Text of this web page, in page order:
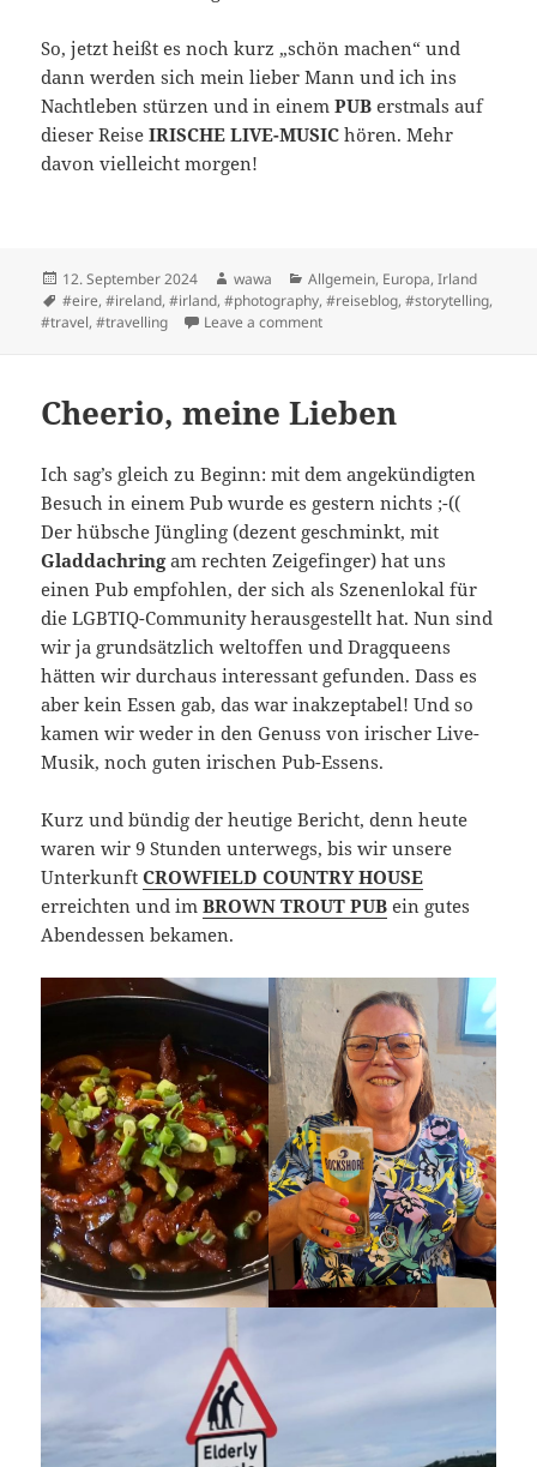
So, jetzt heißt es noch kurz „schön machen“ und
dann werden sich mein lieber Mann und ich ins
Nachtleben stürzen und in einemPUBerstmals auf
dieser ReiseIRISCHE LIVE-MUSIChören. Mehr
davon vielleicht morgen!
Posted
on
12. September 2024 Author
wawa Categories
Allgemein, Europa,Irland
Tags
#eire,#ireland,#irland,#photography,#reiseblog,#storytelling,
#travel,#travelling Leave a commenton Raus aus der Komfort Zone …
Cheerio, meine Lieben
Ich sag’s gleich zu Beginn: mit dem angekündigten
Besuch in einem Pub wurde es gestern nichts ;-((
Der hübsche Jüngling (dezent geschminkt, mit
Gladdachringam rechten Zeigefinger) hat uns
einen Pub empfohlen, der sich als Szenenlokal für
die LGBTIQ-Community herausgestellt hat. Nun sind
wir ja grundsätzlich weltoffen und Dragqueens
hätten wir durchaus interessant gefunden. Dass es
aber kein Essen gab, das war inakzeptabel! Und so
kamen wir weder in den Genuss von irischer Live-
Musik, noch guten irischen Pub-Essens.
Kurz und bündig der heutige Bericht, denn heute
waren wir 9 Stunden unterwegs, bis wir unsere
UnterkunftCROWFIELD COUNTRY HOUSE
erreichten und imBROWN TROUT PUB ein gutes
Abendessen bekamen.